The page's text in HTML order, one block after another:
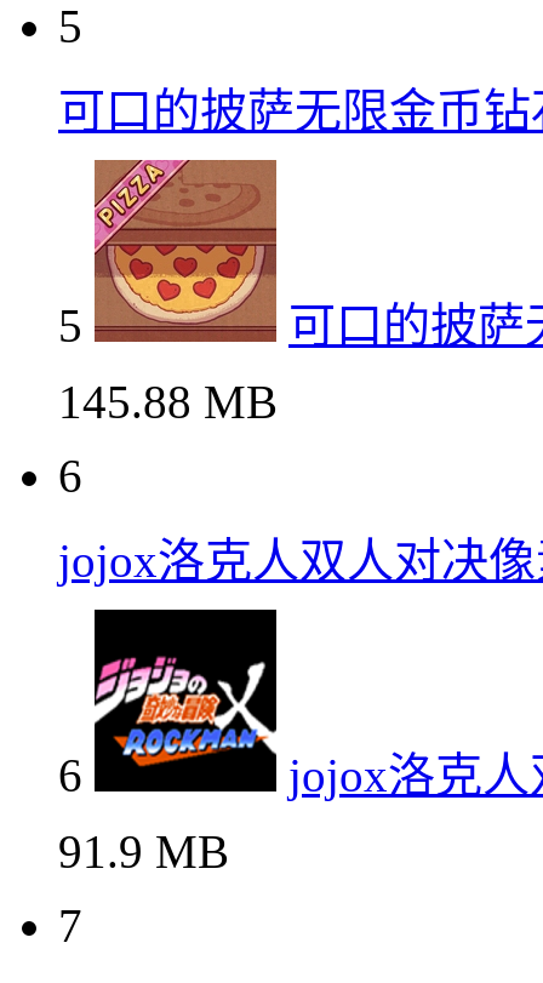
5
可口的披萨无限金币
5
可口的披萨
145.88 MB
6
jojox洛克人双人对决
6
jojox洛克
91.9 MB
7